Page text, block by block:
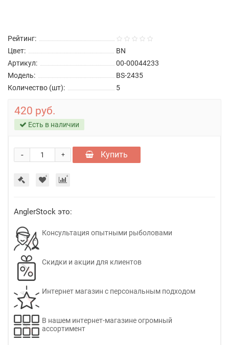
Рейтинг:
Цвет:
BN
Артикул:
00-00044233
Модель:
BS-2435
Количество (шт):
5
420 руб.
Есть в наличии
+
- Купить
AnglerStock это:
Консультация опытными рыболовами
Скидки и акции для клиентов
Интернет магазин с персональным подходом
В нашем интернет-магазине огромный
ассортимент